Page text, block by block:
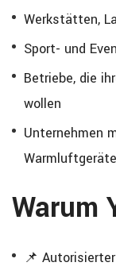
Werkstätten,
Sport- und
Betriebe, die
wollen
Unternehmen
Warum
📌